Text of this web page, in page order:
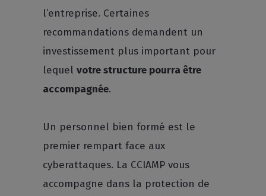
l’entreprise. Certaines
recommandations demandent un
investissement plus important pour
lequelvotre structure pourra être
accompagnée.
Un personnel bien formé est le
premier rempart face aux
cyberattaques. La CCIAMP vous
accompagne dans la protection de